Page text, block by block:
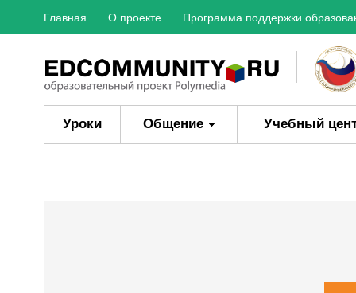
Главная О проекте Программа поддержки
Уроки Общение Учебный